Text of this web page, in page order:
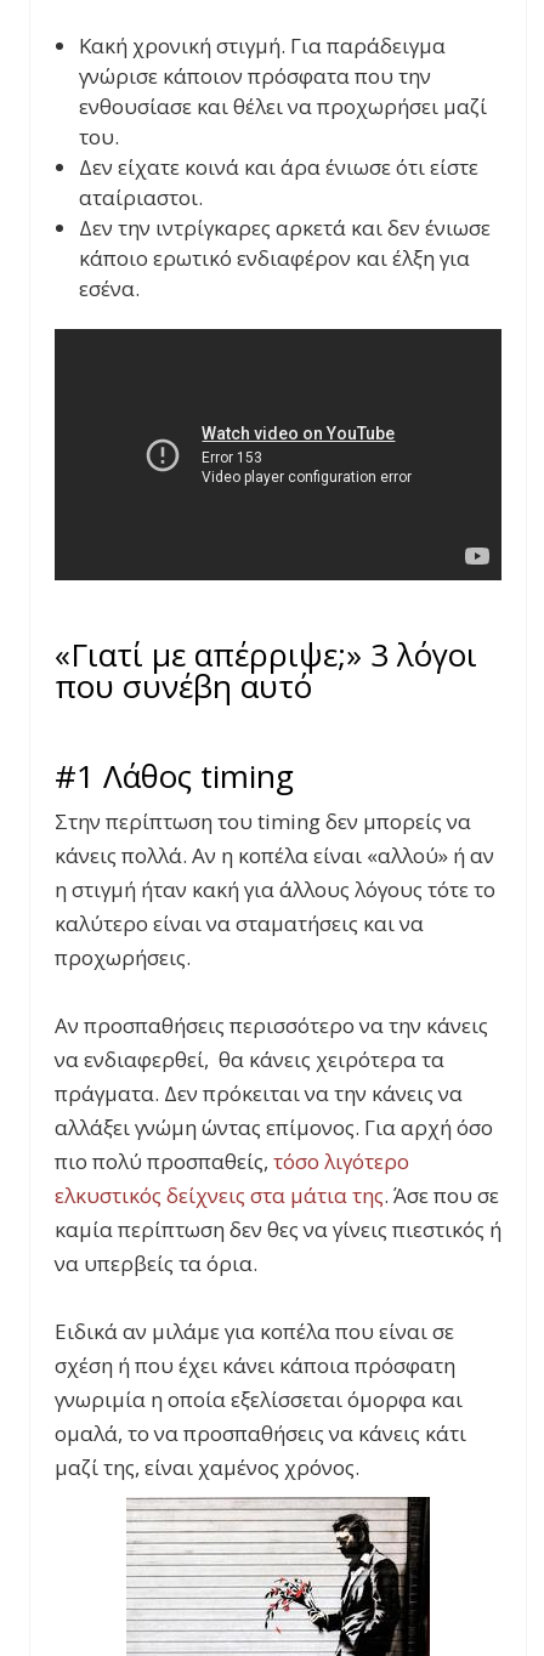
Κακή χρονική στιγμή. Για παράδειγμα
γνώρισε κάποιον πρόσφατα που την
ενθουσίασε και θέλει να προχωρήσει μαζί
του.
Δεν είχατε κοινά και άρα ένιωσε ότι είστε
αταίριαστοι.
Δεν την ιντρίγκαρες αρκετά και δεν ένιωσε
κάποιο ερωτικό ενδιαφέρον και έλξη για
εσένα.
«Γιατί με απέρριψε;» 3 λόγοι
που συνέβη αυτό
#1 Λάθος timing
Στην περίπτωση του timing δεν μπορείς να
κάνεις πολλά. Αν η κοπέλα είναι «αλλού» ή αν
η στιγμή ήταν κακή για άλλους λόγους τότε το
καλύτερο είναι να σταματήσεις και να
προχωρήσεις.
Αν προσπαθήσεις περισσότερο να την κάνεις
να ενδιαφερθεί, θα κάνεις χειρότερα τα
πράγματα. Δεν πρόκειται να την κάνεις να
αλλάξει γνώμη ώντας επίμονος. Για αρχή όσο
πιο πολύ προσπαθείς, τόσο λιγότερο
ελκυστικός δείχνεις στα μάτια της. Άσε που σε
καμία περίπτωση δεν θες να γίνεις πιεστικός ή
να υπερβείς τα όρια.
Ειδικά αν μιλάμε για κοπέλα που είναι σε
σχέση ή που έχει κάνει κάποια πρόσφατη
γνωριμία η οποία εξελίσσεται όμορφα και
ομαλά, το να προσπαθήσεις να κάνεις κάτι
μαζί της, είναι χαμένος χρόνος.